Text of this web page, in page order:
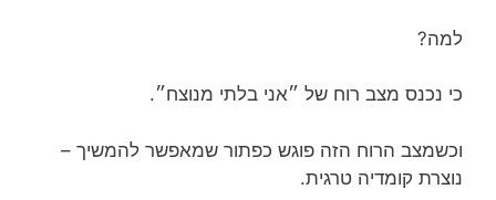
למה?
כי נכנס מצב רוח של ״אני בלתי מנוצח״.
וכשמצב הרוח הזה פוגש כפתור שמאפשר להמשיך –
נוצרת קומדיה טרגית.